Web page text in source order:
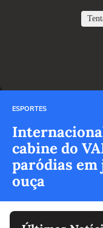
ESPORTES
cabine do
paródias em
ouça